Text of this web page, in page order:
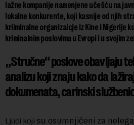
lažne kompanije namenjene učešću na
lokalne konkurente, koji kasnije od njih
kriiminalne organizaicje iz Kine i Nigerije
kriminalnim poslovima u Evropi i u svojim
„Stručne“ poslove obavljaju
analizu koji znaju kako da
dokumenata, carinski
Ljudi koji su osumnjičeni za